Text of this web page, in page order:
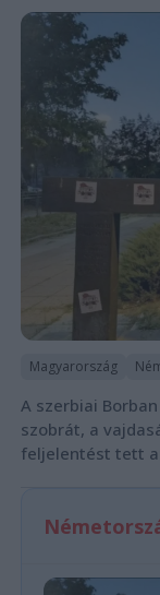
Magyarország
A szerbiai
szobrát, a
feljelentést tett